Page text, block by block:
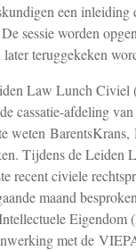
een inleiding
sessie worden
teruggekeken
Law Lunch
cassatie-afdeling
weten
Tijdens de Leiden
recent civiele
maand
met de